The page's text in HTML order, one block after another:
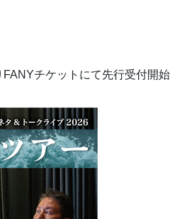
チケットにて先行受付開始